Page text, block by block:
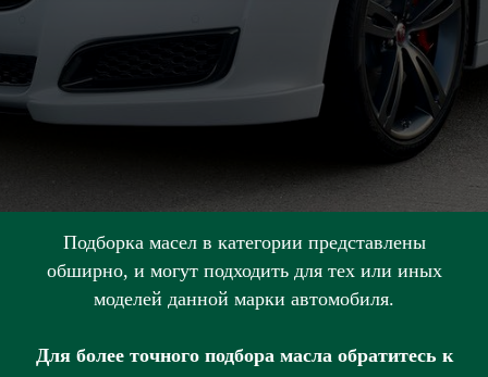
Подборка масел в категории представлены
обширно, и могут подходить для тех или иных
моделей данной марки автомобиля.
Для более точного подбора масла обратитесь к